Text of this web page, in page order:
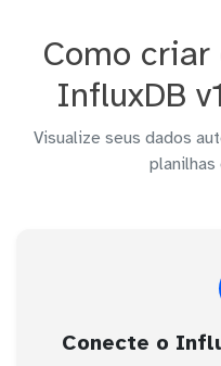
Como
InfluxDB
Visualize seus dados
planilhas
Conecte o